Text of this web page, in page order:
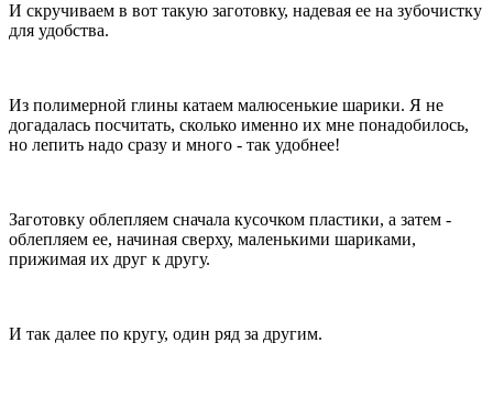
И скручиваем в вот такую заготовку, надевая ее на зубочистку
для удобства.
Из полимерной глины катаем малюсенькие шарики. Я не
догадалась посчитать, сколько именно их мне понадобилось,
но лепить надо сразу и много - так удобнее!
Заготовку облепляем сначала кусочком пластики, а затем -
облепляем ее, начиная сверху, маленькими шариками,
прижимая их друг к другу.
И так далее по кругу, один ряд за другим.